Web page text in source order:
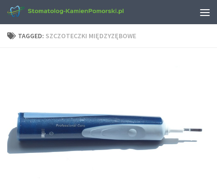
TAGGED: SZCZOTECZKI MIĘDZYZĘBOWE